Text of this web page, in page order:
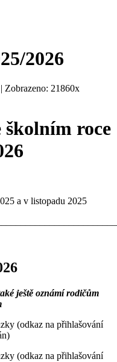
2026
Zobrazeno: 21860x
roce
a v listopadu 2025
ještě oznámí rodičům
(odkaz na přihlašování
(odkaz na přihlašování